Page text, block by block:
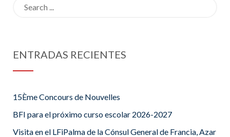
ENTRADAS RECIENTES
15Ème Concours de Nouvelles
BFI para el próximo curso escolar 2026-2027
Visita en el LFiPalma de la Cónsul General de Francia, Azar